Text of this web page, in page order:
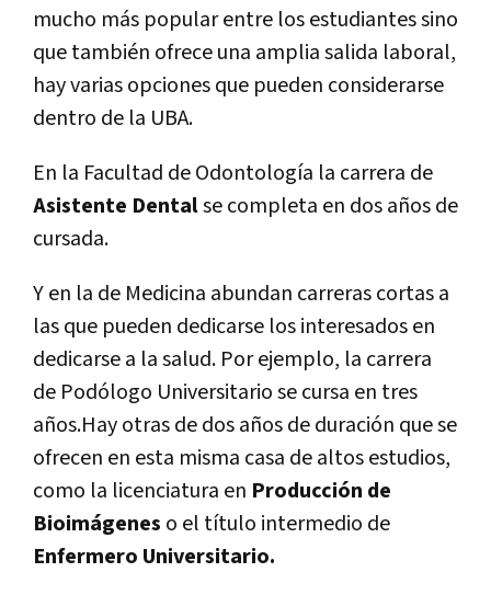
mucho más popular entre los estudiantes sino
que también ofrece una amplia salida laboral,
hay varias opciones que pueden considerarse
dentro de la UBA.
En la Facultad de Odontología la carrera de
Asistente Dentalse completa en dos años de
cursada.
Y en la de Medicina abundan carreras cortas a
las que pueden dedicarse los interesados en
dedicarse a la salud. Por ejemplo, la carrera
de Podólogo Universitario se cursa en tres
años.Hay otras de dos años de duración que se
ofrecen en esta misma casa de altos estudios,
como la licenciatura en Producción de
Bioimágenes o el título intermedio de
Enfermero Universitario.